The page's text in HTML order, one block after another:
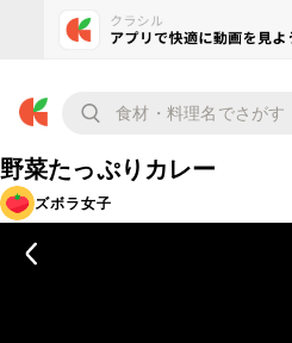
野菜たっぷりカレー
ズボラ女子